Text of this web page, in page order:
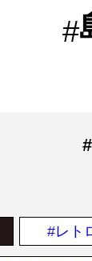
#
レト